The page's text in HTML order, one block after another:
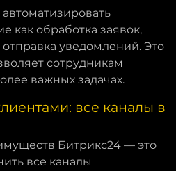
как обработка заявок,
отправка уведомлений. Это
сотрудникам
важных задачах.
все каналы в
Битрикс24 — это
все каналы